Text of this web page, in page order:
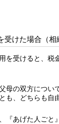
受けた場合（相
を受けると、税
母の双方につい
も、どちらも自
『あげた人ごと